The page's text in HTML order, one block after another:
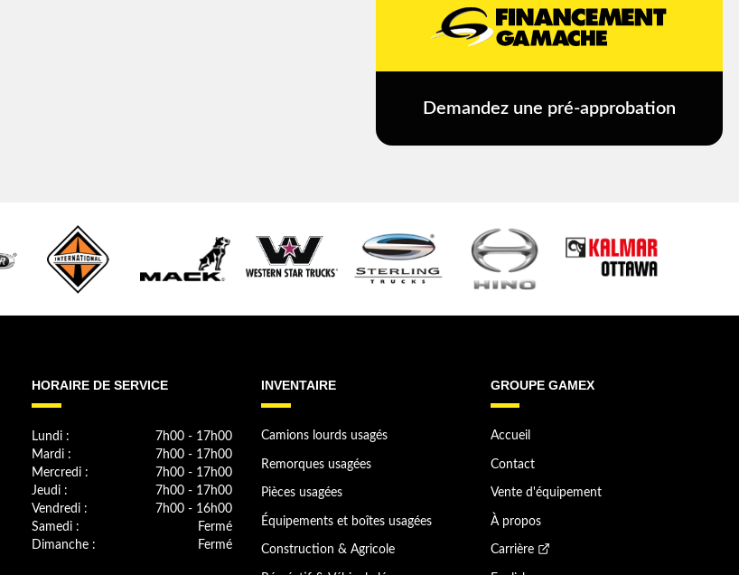
Demandez une pré-approbation
HORAIRE DE SERVICE
Lundi :
7h00 - 17h00
Mardi :
7h00 - 17h00
Mercredi :
7h00 - 17h00
Jeudi :
7h00 - 17h00
Vendredi :
7h00 - 16h00
Samedi :
Fermé
Dimanche :
Fermé
INVENTAIRE
Camions lourds usagés
Remorques usagées
Pièces usagées
Équipements et boîtes usagées
Construction & Agricole
GROUPE GAMEX
Accueil
Contact
Vente d'équipement
À propos
Carrière